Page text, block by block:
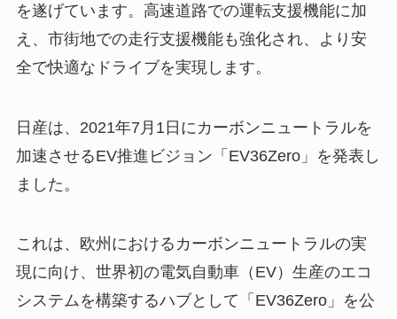
を遂げています。高速道路での運転支援機能に加
え、市街地での走行支援機能も強化され、より安
全で快適なドライブを実現します。
日産は、2021年7月1日にカーボンニュートラルを
加速させるEV推進ビジョン「EV36Zero」を発表し
ました。
これは、欧州におけるカーボンニュートラルの実
現に向け、世界初の電気自動車（EV）生産のエコ
システムを構築するハブとして「EV36Zero」を公